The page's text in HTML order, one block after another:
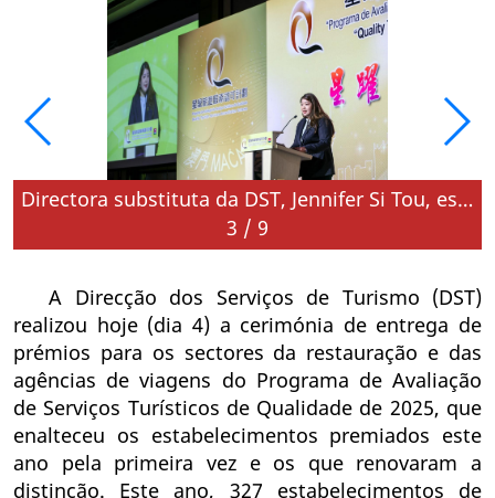
Directora substituta da DST, Jennifer Si Tou, espera que cultura de serviços de qualidade do turismo se espalhe a todos os sectores da sociedade
3 / 9
A Direcção dos Serviços de Turismo (DST)
realizou hoje (dia 4) a cerimónia de entrega de
prémios para os sectores da restauração e das
agências de viagens do Programa de Avaliação
de Serviços Turísticos de Qualidade de 2025, que
enalteceu os estabelecimentos premiados este
ano pela primeira vez e os que renovaram a
distinção. Este ano, 327 estabelecimentos de